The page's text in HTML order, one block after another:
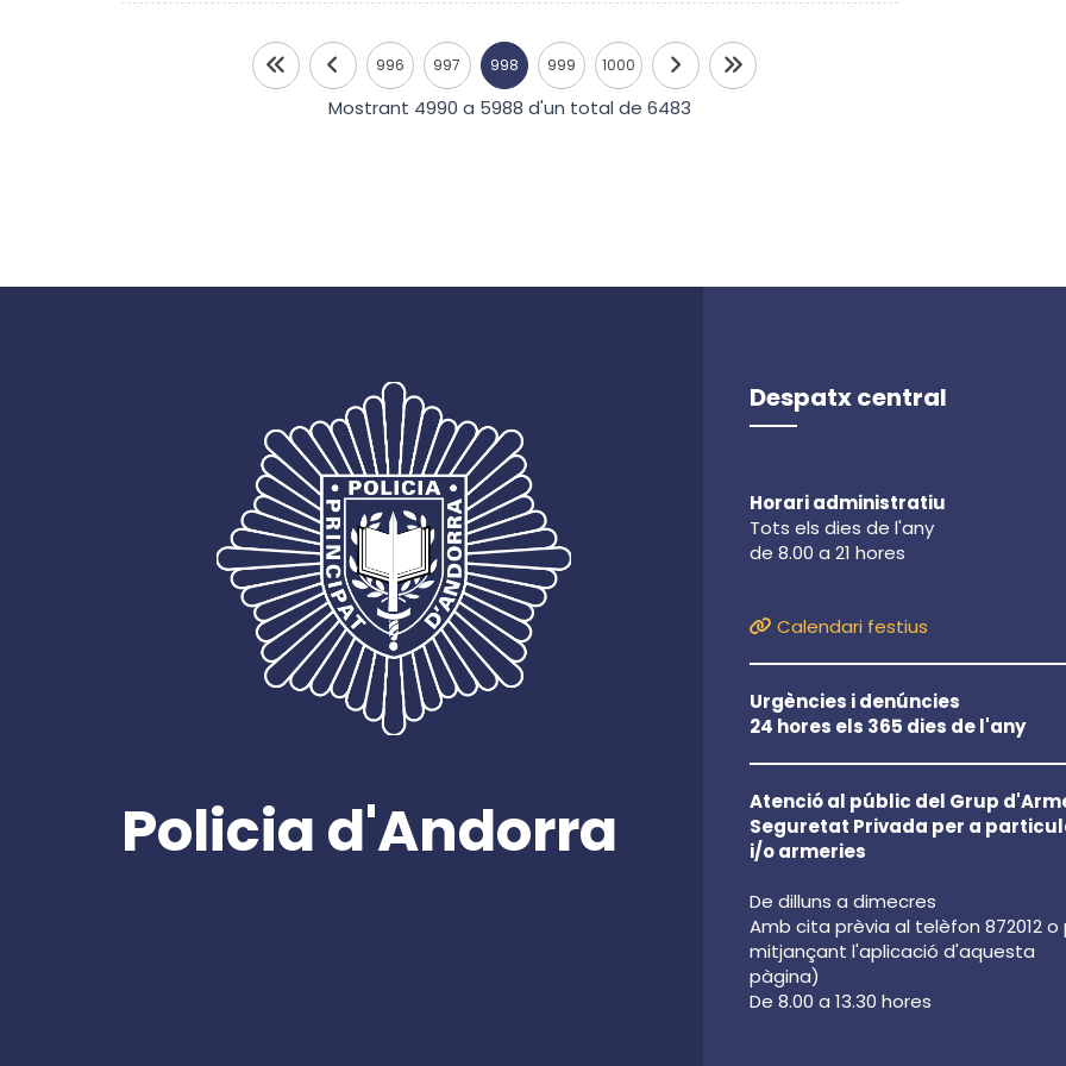
996 997 998 999 1000
Mostrant 4990 a 5988 d'un total de 6483
Policia d'Andorra
Despatx central
Horari administratiu
Tots els dies de l'any
de 8.00 a 21 hores
Calendari festius
Urgències i denúncies
24 hores els 365 dies de l'any
Atenció al públic del Grup
Seguretat Privada per a
i/o armeries
De dilluns a dimecres
Amb cita prèvia al telèfon 872012 o
mitjançant l'aplicació d'aquesta
pàgina)
De 8.00 a 13.30 hores